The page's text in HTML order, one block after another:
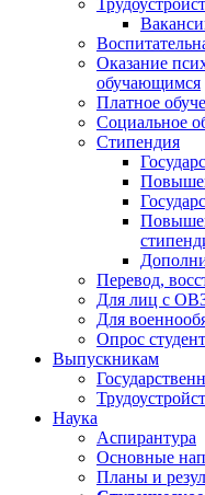
Оказание
обучающимся
Платное
Социальное
Стипендия
Перевод,
Для лиц с
Для
Опрос
Выпускникам
Наука
Аспирантура
Основные
Планы и